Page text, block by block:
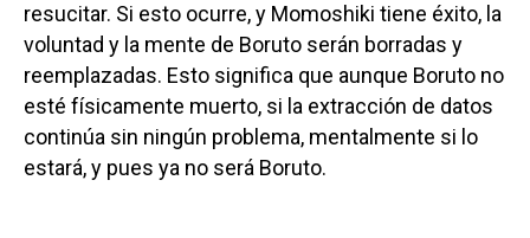
resucitar. Si esto ocurre, y Momoshiki tiene éxito, la
voluntad y la mente de Boruto serán borradas y
reemplazadas. Esto significa que aunque Boruto no
esté físicamente muerto, si la extracción de datos
continúa sin ningún problema, mentalmente si lo
estará, y pues ya no será Boruto.